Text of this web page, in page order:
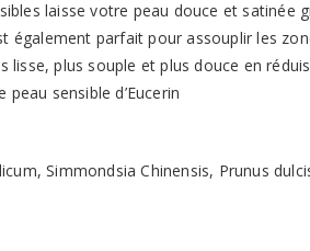
laisse votre peau douce et satinée
également parfait pour assouplir les
plus souple et plus douce en
sensible d’Eucerin
Simmondsia Chinensis, Prunus